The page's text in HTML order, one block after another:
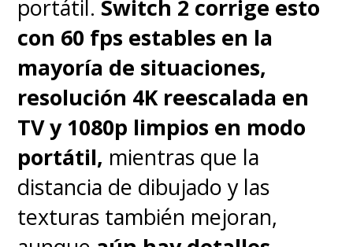
ambientación sonora acompaña
con una mezcla de melodías
discretas y efectos que
refuerzan la sensación de
soledad en medio del caos, y
es fácil quedarse un par de
minutos quieto solo para
escuchar la maquinaria a lo lejos
portátil. Switch 2 corrige esto
con 60 fps estables en la
mayoría de situaciones,
resolución 4K reescalada en
TV y 1080p limpios en modo
portátil, mientras que la
distancia de dibujado y las
texturas también mejoran,